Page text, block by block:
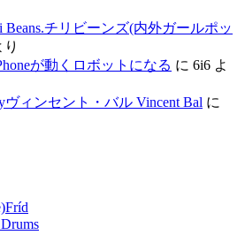
Beans.チリビーンズ(内外ガールポッ
り
が動くロボットになる に 6i6 よ
ィンセント・バル Vincent Bal に